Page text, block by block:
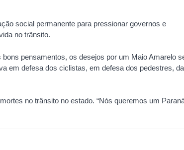
social permanente para pressionar governos e
no trânsito.
pensamentos, os desejos por um Maio Amarelo
em defesa dos ciclistas, em defesa dos pedestres,
no trânsito no estado. “Nós queremos um